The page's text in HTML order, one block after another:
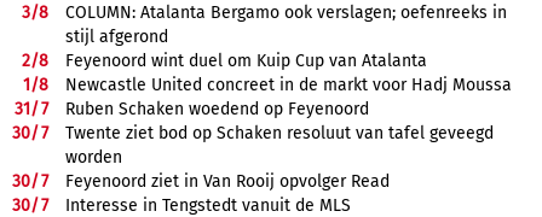
3/8
COLUMN: Atalanta Bergamo ook verslagen; oefenreeks in
stijl afgerond
2/8
Feyenoord wint duel om Kuip Cup van Atalanta
1/8
Newcastle United concreet in de markt voor Hadj Moussa
31/7
Ruben Schaken woedend op Feyenoord
30/7
Twente ziet bod op Schaken resoluut van tafel geveegd
worden
30/7
Feyenoord ziet in Van Rooij opvolger Read
30/7
Interesse in Tengstedt vanuit de MLS